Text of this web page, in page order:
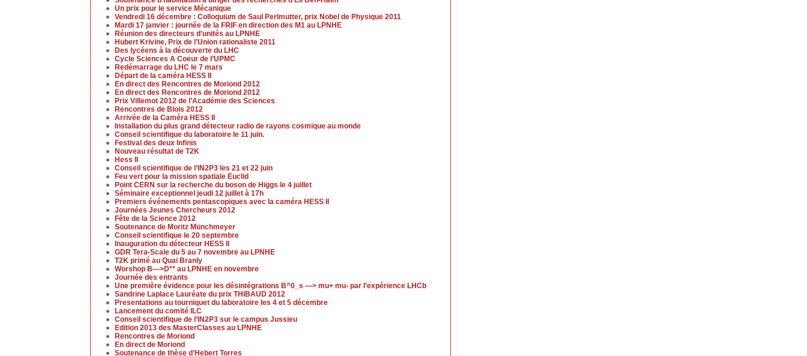
Un prix pour le service Mécanique
Vendredi 16 décembre : Colloquium de Saul Perlmutter, prix Nobel de Physique 2011
Mardi 17 janvier : journée de la FRIF en direction des M1 au LPNHE
Réunion des directeurs d’unités au LPNHE
Hubert Krivine, Prix de l’Union rationaliste 2011
Des lycéens à la découverte du LHC
Cycle Sciences A Coeur de l’UPMC
Redémarrage du LHC le 7 mars
Départ de la caméra HESS II
En direct des Rencontres de Moriond 2012
En direct des Rencontres de Moriond 2012
Prix Villemot 2012 de l’Académie des Sciences
Rencontres de Blois 2012
Arrivée de la Caméra HESS II
Installation du plus grand détecteur radio de rayons cosmique au monde
Conseil scientifique du laboratoire le 11 juin.
Festival des deux Infinis
Nouveau résultat de T2K
Hess II
Conseil scientifique de l’IN2P3 les 21 et 22 juin
Feu vert pour la mission spatiale Euclid
Point CERN sur la recherche du boson de Higgs le 4 juillet
Séminaire exceptionnel jeudi 12 juillet à 17h
Premiers événements pentascopiques avec la caméra HESS II
Journées Jeunes Chercheurs 2012
Fête de la Science 2012
Soutenance de Moritz Münchmeyer
Conseil scientifique le 20 septembre
Inauguration du détecteur HESS II
GDR Tera-Scale du 5 au 7 novembre au LPNHE
T2K primé au Quai Branly
Worshop B—>D** au LPNHE en novembre
Journée des entrants
Une première évidence pour les désintégrations B^0_s —> mu+ mu- par l’expérience LHCb
Sandrine Laplace Lauréate du prix THIBAUD 2012
Presentations au tourniquet du laboratoire les 4 et 5 décembre
Lancement du comité ILC
Conseil scientifique de l’IN2P3 sur le campus Jussieu
Edition 2013 des MasterClasses au LPNHE
Rencontres de Moriond
En direct de Moriond
Soutenance de thèse d’Hebert Torres